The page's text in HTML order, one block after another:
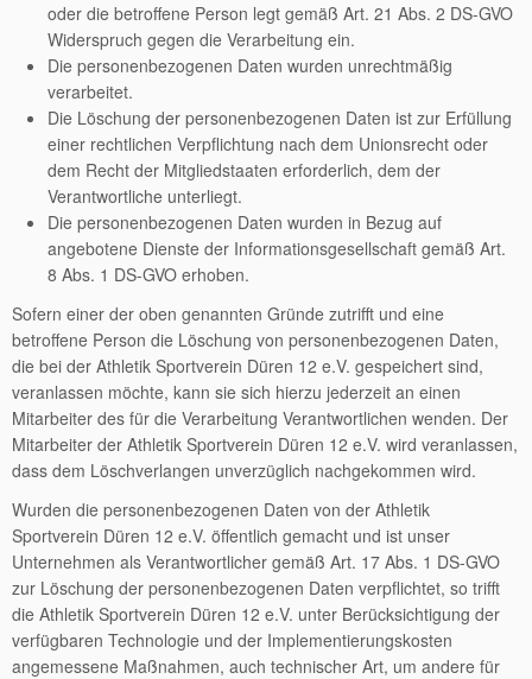
oder die betroffene Person legt gemäß Art. 21 Abs. 2 DS-GVO
Widerspruch gegen die Verarbeitung ein.
Die personenbezogenen Daten wurden unrechtmäßig
verarbeitet.
Die Löschung der personenbezogenen Daten ist zur Erfüllung
einer rechtlichen Verpflichtung nach dem Unionsrecht oder
dem Recht der Mitgliedstaaten erforderlich, dem der
Verantwortliche unterliegt.
Die personenbezogenen Daten wurden in Bezug auf
angebotene Dienste der Informationsgesellschaft gemäß Art.
8 Abs. 1 DS-GVO erhoben.
Sofern einer der oben genannten Gründe zutrifft und eine
betroffene Person die Löschung von personenbezogenen Daten,
die bei der Athletik Sportverein Düren 12 e.V. gespeichert sind,
veranlassen möchte, kann sie sich hierzu jederzeit an einen
Mitarbeiter des für die Verarbeitung Verantwortlichen wenden. Der
Mitarbeiter der Athletik Sportverein Düren 12 e.V. wird veranlassen,
dass dem Löschverlangen unverzüglich nachgekommen wird.
Wurden die personenbezogenen Daten von der Athletik
Sportverein Düren 12 e.V. öffentlich gemacht und ist unser
Unternehmen als Verantwortlicher gemäß Art. 17 Abs. 1 DS-GVO
zur Löschung der personenbezogenen Daten verpflichtet, so trifft
die Athletik Sportverein Düren 12 e.V. unter Berücksichtigung der
verfügbaren Technologie und der Implementierungskosten
angemessene Maßnahmen, auch technischer Art, um andere für